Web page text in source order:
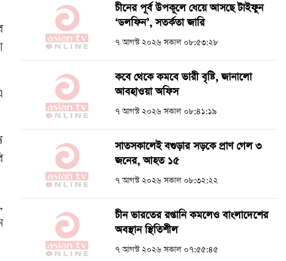
চীনের পূর্ব উপকূলে ধেয়ে আসছে টাইফুন
‘ডলফিন’, সতর্কতা জারি
৭ আগস্ট ২০২৬ সকাল ০৮:৫৩:২৮
কবে থেকে কমবে ভারী বৃষ্টি, জানালো
আবহাওয়া অফিস
৭ আগস্ট ২০২৬ সকাল ০৮:৪১:১৯
সাতসকালেই বগুড়ার সড়কে প্রাণ গেল ৩
জনের, আহত ১৫
৭ আগস্ট ২০২৬ সকাল ০৮:৩২:২২
চীন ভারতের রপ্তানি কমলেও বাংলাদেশের
অবস্থান স্থিতিশীল
৭ আগস্ট ২০২৬ সকাল ০৭:৫৫:৪৫